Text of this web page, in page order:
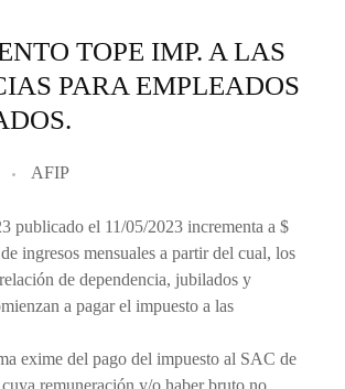
TOPE IMP. A LAS
PARA EMPLEADOS
AFIP
publicado el 11/05/2023 incrementa a $
ingresos mensuales a partir del cual, los
de dependencia, jubilados y
a pagar el impuesto a las
exime del pago del impuesto al SAC de